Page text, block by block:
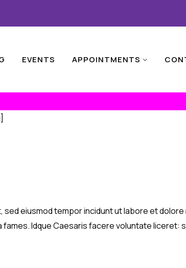
EVENTS APPOINTMENTS
eiusmod tempor incidunt ut labore et dolore
Idque Caesaris facere voluntate liceret: